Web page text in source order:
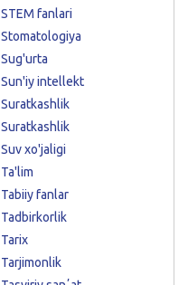
STEM fanlari
Stomatologiya
Sug'urta
Sun'iy intellekt
Suratkashlik
Suratkashlik
Suv xo'jaligi
Ta'lim
Tabiiy fanlar
Tadbirkorlik
Tarix
Tarjimonlik